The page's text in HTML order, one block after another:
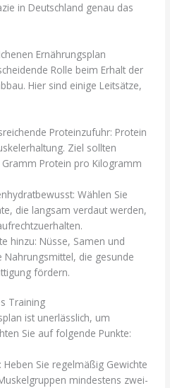
in Deutschland genau das
Ernährungsplan
Rolle beim Erhalt der
Hier sind einige Leitsätze,
Proteinzufuhr: Protein
Ziel sollten
Protein pro Kilogramm
Wählen Sie
die langsam verdaut werden,
hinzu: Nüsse, Samen und
Nahrungsmittel, die gesunde
fördern.
Training
ist unerlässlich, um
Sie auf folgende Punkte:
Sie regelmäßig Gewichte
mindestens zwei-